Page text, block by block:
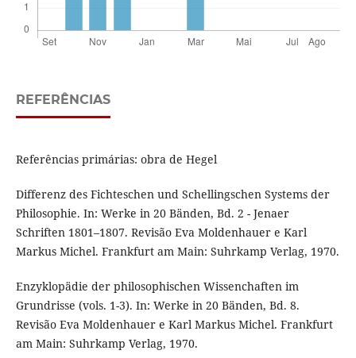
REFERÊNCIAS
Referências primárias: obra de Hegel
Differenz des Fichteschen und Schellingschen Systems der
Philosophie. In: Werke in 20 Bänden, Bd. 2 - Jenaer
Schriften 1801–1807. Revisão Eva Moldenhauer e Karl
Markus Michel. Frankfurt am Main: Suhrkamp Verlag, 1970.
Enzyklopädie der philosophischen Wissenchaften im
Grundrisse (vols. 1-3). In: Werke in 20 Bänden, Bd. 8.
Revisão Eva Moldenhauer e Karl Markus Michel. Frankfurt
am Main: Suhrkamp Verlag, 1970.